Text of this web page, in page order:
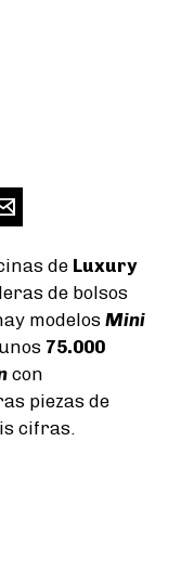
de Luxury
de bolsos
modelos Mini
75.000
con
piezas de
cifras.